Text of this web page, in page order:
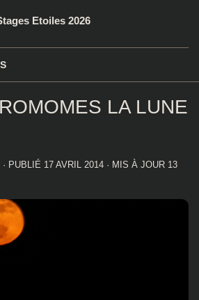
Etoiles 2026
LA LUNE
· PUBLIÉ 17 AVRIL 2014 · MIS À JOUR 13